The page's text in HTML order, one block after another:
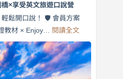
口
說
營
×享受英文旅遊口說營
鬆開口說！ 🛡️ 會員方案
教材 × Enjoy… 閱讀全文:
AI
外
師
帶
練